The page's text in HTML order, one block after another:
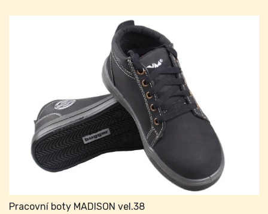
Pracovní boty MADISON vel.38